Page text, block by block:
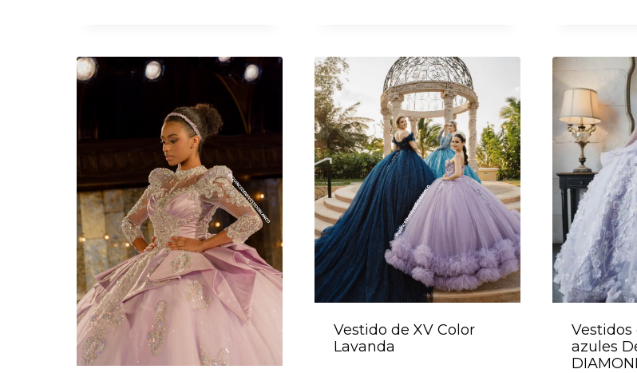
Vestido de XV Color
Lavanda
Vestidos
azules